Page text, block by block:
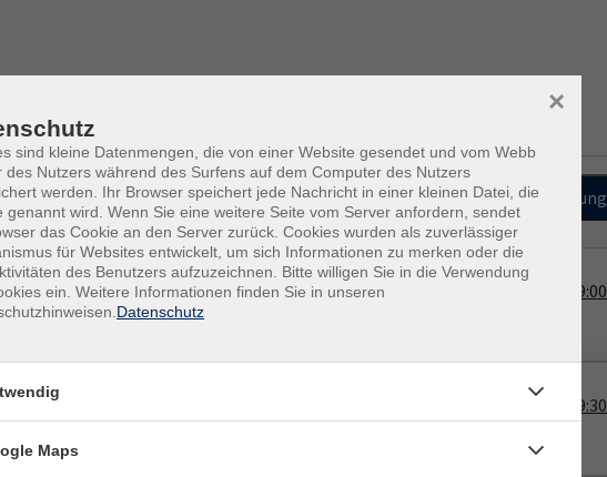
Sortierung
5
09:00
09:30
sind kleine Datenmengen, die von einer Website gesendet und vom Webb
des Nutzers während des Surfens auf dem Computer des Nutzers
werden. Ihr Browser speichert jede Nachricht in einer kleinen Datei, die
genannt wird. Wenn Sie eine weitere Seite vom Server anfordern, sendet
das Cookie an den Server zurück. Cookies wurden als zuverlässiger
für Websites entwickelt, um sich Informationen zu merken oder die
des Benutzers aufzuzeichnen. Bitte willigen Sie in die Verwendung
ein. Weitere Informationen finden Sie in unseren
Datenschutz
×
Maps